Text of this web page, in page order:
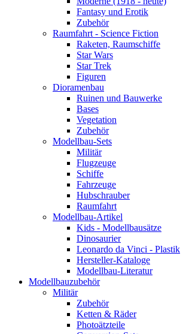
Fantasy und Erotik
Zubehör
Raumfahrt - Science Fiction
Raketen, Raumschiffe
Star Wars
Star Trek
Figuren
Dioramenbau
Ruinen und Bauwerke
Bases
Vegetation
Zubehör
Modellbau-Sets
Militär
Flugzeuge
Schiffe
Fahrzeuge
Hubschrauber
Raumfahrt
Modellbau-Artikel
Kids - Modellbausätze
Dinosaurier
Leonardo da Vinci - Plastik
Hersteller-Kataloge
Modellbau-Literatur
Modellbauzubehör
Militär
Zubehör
Ketten & Räder
Photoätzteile